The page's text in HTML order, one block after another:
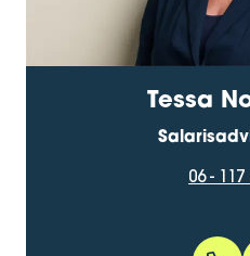
Tessa
06 - 117